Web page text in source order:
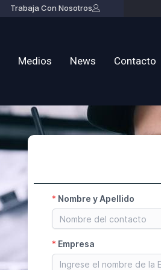
Trabaja Con Nosotros
Medios News Contacto